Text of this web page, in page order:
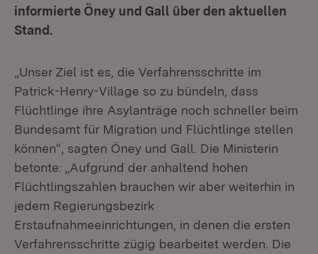
informierte Öney und Gall über den aktuellen
Stand.
„Unser Ziel ist es, die Verfahrensschritte im
Patrick-Henry-Village so zu bündeln, dass
Flüchtlinge ihre Asylanträge noch schneller beim
Bundesamt für Migration und Flüchtlinge stellen
können“, sagten Öney und Gall. Die Ministerin
betonte: „Aufgrund der anhaltend hohen
Flüchtlingszahlen brauchen wir aber weiterhin in
jedem Regierungsbezirk
Erstaufnahmeeinrichtungen, in denen die ersten
Verfahrensschritte zügig bearbeitet werden. Die